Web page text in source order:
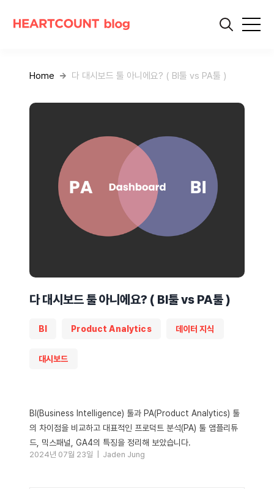
Home 다 대시보드 툴 아니에요? ( BI툴 vs PA툴 )
다 대시보드 툴 아니에요? ( BI툴 vs PA툴 )
BI Product Analytics 데이터 지식
대시보드
BI(Business Intelligence) 툴과 PA(Product Analytics) 툴
의 차이점을 비교하고 대표적인 프로덕트 분석(PA) 툴 앰플리튜
드, 믹스패널, GA4의 특징을 정리해 보았습니다.
2024년 07월 23일 | Jaden Jung